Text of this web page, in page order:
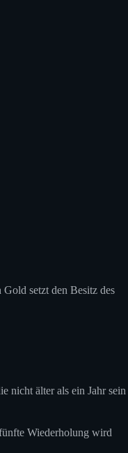
setzt den Besitz des
nicht älter als ein Jahr sein
Wiederholung wird